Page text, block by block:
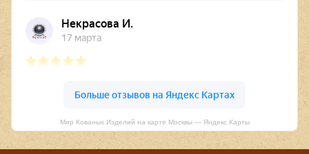
Мир Кованых Изделий на карте Москвы — Яндекс Карты